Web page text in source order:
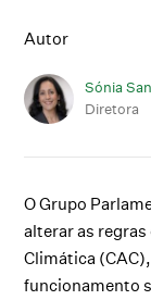
Autor
Sónia
Diretora
O Grupo
alterar as
Climática
funcionamento